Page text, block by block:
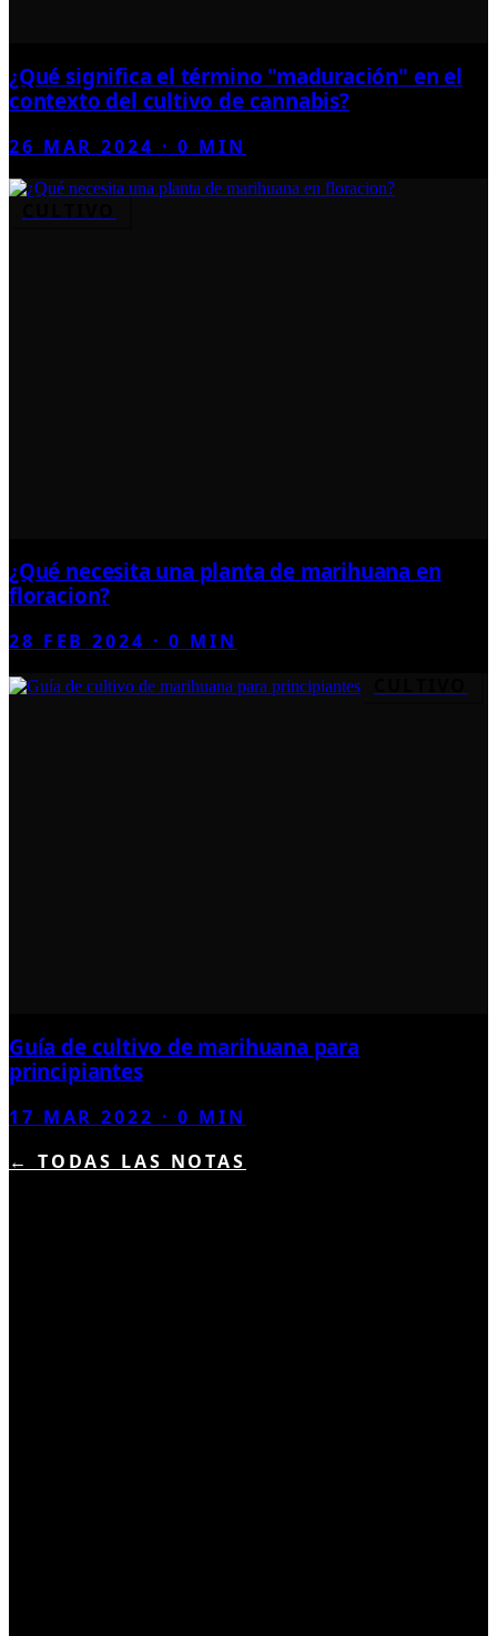
¿Qué significa el término "maduración" en el
contexto del cultivo de cannabis?
26 MAR 2024 ·0 MIN
¿Qué necesita una planta de marihuana en
floracion?
28 FEB 2024 ·0 MIN
Guía de cultivo de marihuana para
principiantes
17 MAR 2022 ·0 MIN
← TODAS LAS NOTAS